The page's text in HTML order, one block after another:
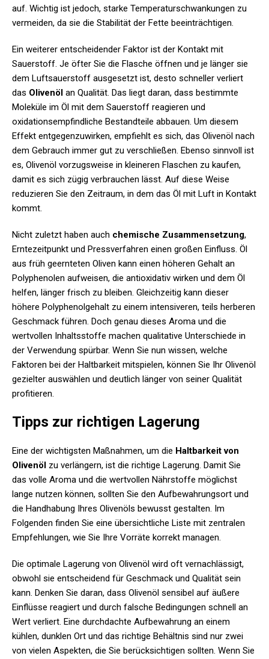
auf. Wichtig ist jedoch, starke Temperaturschwankungen zu
vermeiden, da sie die Stabilität der Fette beeinträchtigen.
Ein weiterer entscheidender Faktor ist der Kontakt mit
Sauerstoff. Je öfter Sie die Flasche öffnen und je länger sie
dem Luftsauerstoff ausgesetzt ist, desto schneller verliert
das Olivenöl an Qualität. Das liegt daran, dass bestimmte
Moleküle im Öl mit dem Sauerstoff reagieren und
oxidationsempfindliche Bestandteile abbauen. Um diesem
Effekt entgegenzuwirken, empfiehlt es sich, das Olivenöl nach
dem Gebrauch immer gut zu verschließen. Ebenso sinnvoll ist
es, Olivenöl vorzugsweise in kleineren Flaschen zu kaufen,
damit es sich zügig verbrauchen lässt. Auf diese Weise
reduzieren Sie den Zeitraum, in dem das Öl mit Luft in Kontakt
kommt.
Nicht zuletzt haben auch chemische Zusammensetzung,
Erntezeitpunkt und Pressverfahren einen großen Einfluss. Öl
aus früh geernteten Oliven kann einen höheren Gehalt an
Polyphenolen aufweisen, die antioxidativ wirken und dem Öl
helfen, länger frisch zu bleiben. Gleichzeitig kann dieser
höhere Polyphenolgehalt zu einem intensiveren, teils herberen
Geschmack führen. Doch genau dieses Aroma und die
wertvollen Inhaltsstoffe machen qualitative Unterschiede in
der Verwendung spürbar. Wenn Sie nun wissen, welche
Faktoren bei der Haltbarkeit mitspielen, können Sie Ihr Olivenöl
gezielter auswählen und deutlich länger von seiner Qualität
profitieren.
Tipps zur richtigen Lagerung
Eine der wichtigsten Maßnahmen, um die Haltbarkeit von
Olivenöl zu verlängern, ist die richtige Lagerung. Damit Sie
das volle Aroma und die wertvollen Nährstoffe möglichst
lange nutzen können, sollten Sie den Aufbewahrungsort und
die Handhabung Ihres Olivenöls bewusst gestalten. Im
Folgenden finden Sie eine übersichtliche Liste mit zentralen
Empfehlungen, wie Sie Ihre Vorräte korrekt managen.
Die optimale Lagerung von Olivenöl wird oft vernachlässigt,
obwohl sie entscheidend für Geschmack und Qualität sein
kann. Denken Sie daran, dass Olivenöl sensibel auf äußere
Einflüsse reagiert und durch falsche Bedingungen schnell an
Wert verliert. Eine durchdachte Aufbewahrung an einem
kühlen, dunklen Ort und das richtige Behältnis sind nur zwei
von vielen Aspekten, die Sie berücksichtigen sollten. Wenn Sie